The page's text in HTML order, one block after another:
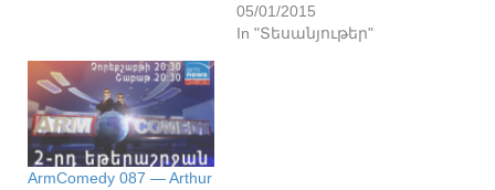
05/01/2015
In "Տեսանյութեր"
ArmComedy 087 — Arthur